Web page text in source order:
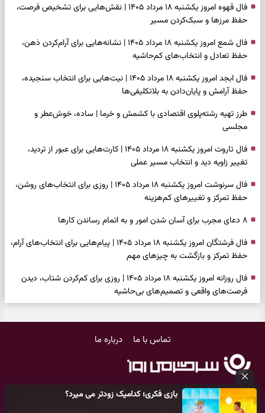
بازی فکری؛ کدامیک زودتر می میرد؟
فال قهوه امروز یکشنبه ۱۸ مرداد ۱۴۰۵ | نقش‌هایی برای تشخیص فرصت،
حفظ مرزها و سبک‌کردن مسیر
فال شمع امروز یکشنبه ۱۸ مرداد ۱۴۰۵ | نشانه‌هایی برای آرام‌کردن ذهن،
حفظ تعادل و انتخاب‌های کم‌حاشیه
فال ابجد امروز یکشنبه ۱۸ مرداد ۱۴۰۵ | نیت‌هایی برای انتخاب سنجیده،
حفظ آرامش و پایان‌دادن به بلاتکلیفی‌ها
طرز تهیه رشته‌پلوی اقتصادی با کشمش و خرما | ساده، خوش‌عطر و
مجلسی
فال تاروت امروز یکشنبه ۱۸ مرداد ۱۴۰۵ | کارت‌هایی برای عبور از تردید،
تغییر زاویه دید و انتخاب مسیر عملی
فال سرنوشت امروز یکشنبه ۱۸ مرداد ۱۴۰۵ | روزی برای انتخاب‌های روشن،
حفظ تمرکز و تغییرهای کم‌هزینه
۸ دعای مجرب برای آسان شدن امور و به اتمام رساندن کار‌ها
فال فرشتگان امروز یکشنبه ۱۸ مرداد ۱۴۰۵ | پیام‌هایی برای انتخاب‌های آرام،
حفظ تمرکز و بازگشت به چیزهای مهم
فال روزانه امروز یکشنبه ۱۸ مرداد ۱۴۰۵ | روزی برای کم‌کردن شتاب، دیدن
فرصت‌های واقعی و تصمیم‌های بی‌حاشیه
واقعی، کم‌کردن بار اضافه و تصمیم بدون عجله
حفظ چیزهایی که ارزش ماندن دارند
تماس با ما درباره ما
کلیه حقوق مادی و معنوی این سایت متعلق بهپایگاه خبری سرگرمی روز